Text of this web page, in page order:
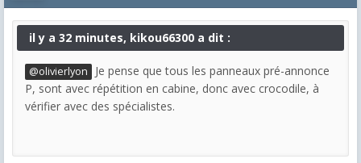
il y a 32 minutes, kikou66300 a dit :
@olivierlyon
Je pense que tous les panneaux pré-annonce
P, sont avec répétition en cabine, donc avec crocodile, à
vérifier avec des spécialistes.